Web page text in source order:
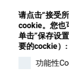
请点击“接受
cookie。您也
单击”保存设
要的cockie）:
功能性
加入我们
Store